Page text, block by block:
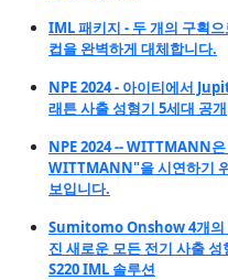
IML 패키지 - 두 개의 구획
컵을 완벽하게 대체합니다.
NPE 2024 - 아이티에서
래튼 사출 성형기 5세대 공개
NPE 2024 -- WITTMANN
WITTMANN"을 시연하기
보입니다.
Sumitomo Onshow 4개의
진 새로운 모든 전기 사출
S220 IML 솔루션